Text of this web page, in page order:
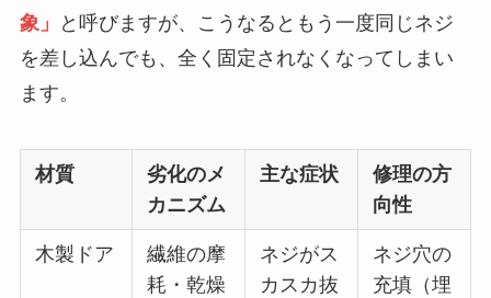
象」
と呼びますが、こうなるともう一度同じネジ
を差し込んでも、全く固定されなくなってしまい
ます。
材質
劣化のメ
カニズム
主な症状
修理の方
向性
木製ドア
繊維の摩
耗・乾燥
ネジがス
カスカ抜
ネジ穴の
充填（埋